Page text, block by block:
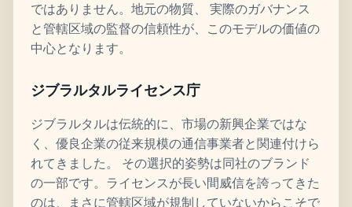
ではありません。地元の物質、 実際のガバナンス
と管轄区域の監督の信頼性が、このモデルの価値の
中心となります。
ジブラルタルライセンス庁
ジブラルタルは伝統的に、市場の新興企業ではな
く、優良企業の従来規模の通信事業者と関連付けら
れてきました。 その選択的姿勢は同社のブランド
の一部です。ライセンスが長い間威信を誇ってきた
のは、まさに管轄区域が規制していないからこそで